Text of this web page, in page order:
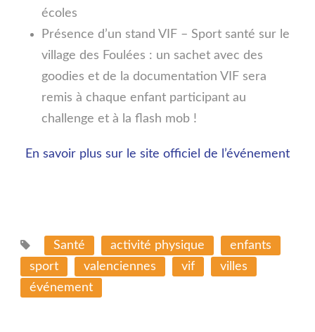
écoles
Présence d’un stand VIF – Sport santé sur le
village des Foulées : un sachet avec des
goodies et de la documentation VIF sera
remis à chaque enfant participant au
challenge et à la flash mob !
En savoir plus sur le site officiel de l’événement
Santé activité physique
enfants
sport
valenciennes vif
villes
événement